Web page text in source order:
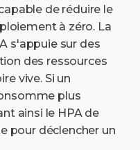
de réduire le
à zéro. La
s'appuie sur des
des ressources
vive. Si un
plus
ainsi le HPA de
pour déclencher un